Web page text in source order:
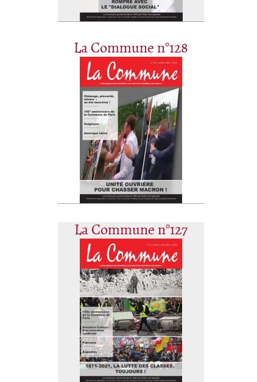
La Commune n°128
La Commune n°127